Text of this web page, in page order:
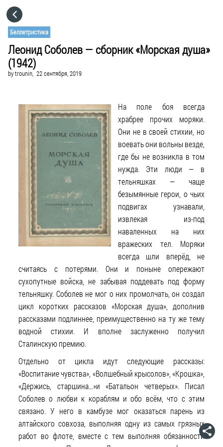
Беллетристика
Леонид Соболев — сборник «Морская душа»
(1942)
bytrounin, 22 сентября, 2019
На поле боя всегда
храбрее прочих моряки.
Они не в своей стихии, но
воевать они вольны везде,
где бы не возникла в том
нужда. Эти люди — в
тельняшках — чаще
безымянные герои, о чьих
подвигах узнавали,
извлекая из-под
наваленных на них
вражеских тел. Моряки
всегда шли вперёд, не
считаясь с потерями. Они и поныне опережают
сухопутные войска, не забывая поддевать под форму
тельняшку. Соболев не мог о них промолчать, он создал
цикл коротких рассказов «Морская душа», дополнив
рассказами подлиннее, преимущественно на ту же тему
водной стихии. И вполне заслуженно получил
Сталинскую премию.
Отдельно от цикла идут следующие рассказы:
«Воспитание чувства», «Волшебный крысолов», «Крошка»,
«Держись, старшина…»и «Батальон четверых». Писал
Соболев о любви к кораблям и обо всём, что с этим
связано. У него в камбузе мог оказаться парень из
алтайского совхоза, выполняя одну из самых грязных
работ во флоте, вместе с тем выполняя обязанности
CATEGORIES
VISIT WEBSITE